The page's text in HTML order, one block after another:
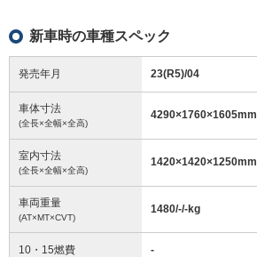
新車時の車種スペック
発売年月 23(R5)/04
車体寸法
(全長×全幅×全高)
4290×1760×1605mm
室内寸法
(全長×全幅×全高)
1420×1420×1250mm
車両重量
(AT×MT×CVT)
1480/-/-kg
10・15燃費 -